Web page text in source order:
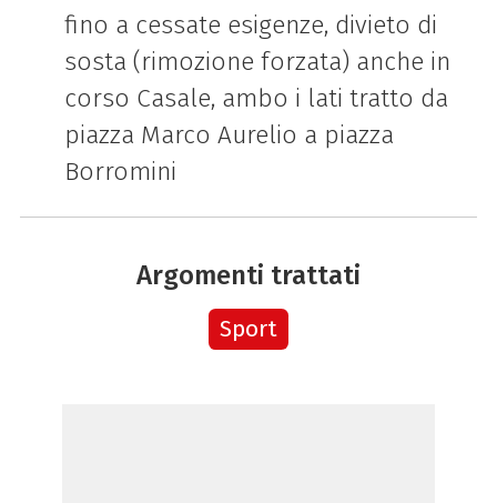
fino a cessate esigenze, divieto di
sosta (rimozione forzata) anche in
corso Casale, ambo i lati tratto da
piazza Marco Aurelio a piazza
Borromini
Argomenti trattati
Sport